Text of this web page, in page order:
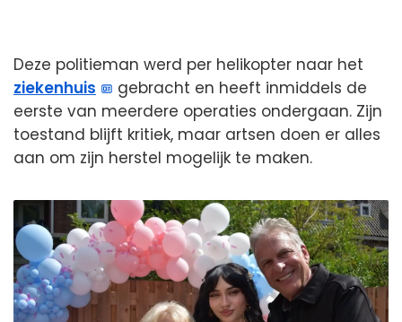
Deze politieman werd per helikopter naar het
ziekenhuis
gebracht en heeft inmiddels de
eerste van meerdere operaties ondergaan. Zijn
toestand blijft kritiek, maar artsen doen er alles
aan om zijn herstel mogelijk te maken.